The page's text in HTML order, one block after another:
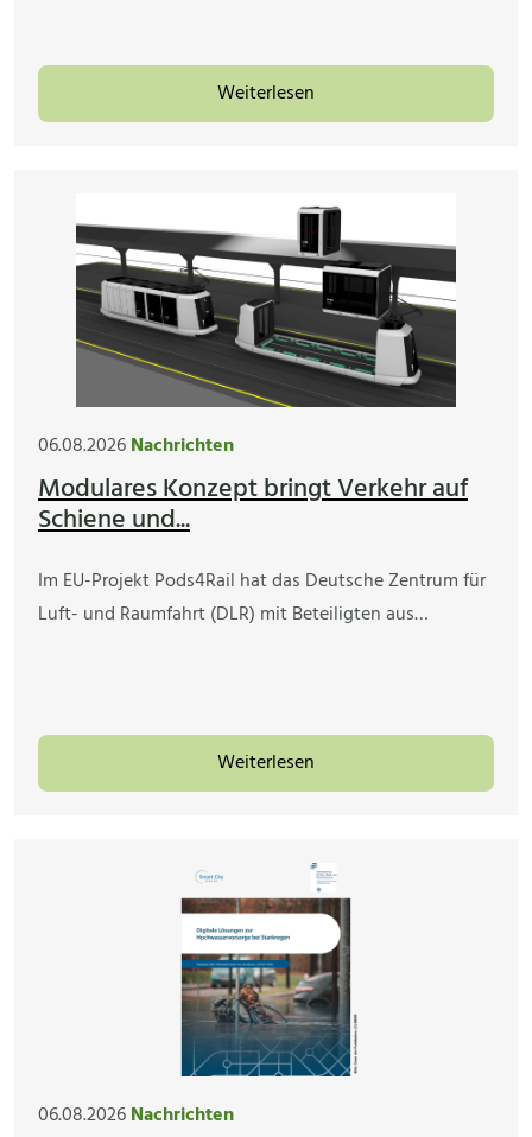
Weiterlesen
06.08.2026Nachrichten
Modulares Konzept bringt Verkehr auf
Schiene und...
Im EU-Projekt Pods4Rail hat das Deutsche Zentrum für
Luft- und Raumfahrt (DLR) mit Beteiligten aus…
Weiterlesen
06.08.2026Nachrichten